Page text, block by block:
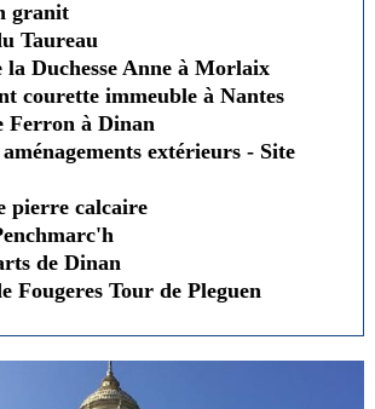
granit
Taureau
la Duchesse Anne à Morlaix
courette immeuble à Nantes
Ferron à Dinan
extérieurs - Site
pierre calcaire
de Dinan
Fougeres Tour de Pleguen